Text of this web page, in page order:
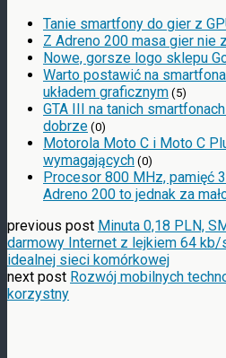
Tanie smartfony do gier z
Z Adreno 200 masa gier nie
Nowe, gorsze logo sklepu
Warto postawić na
układem graficznym (5)
GTA III na tanich
dobrze (0)
Motorola Moto C i Moto C
wymagających (0)
Procesor 800 MHz, pamięć
Adreno 200 to jednak za
previous post Minuta 0,18 PLN,
darmowy Internet z lejkiem 64
idealnej sieci komórkowej
next post Rozwój mobilnych
korzystny